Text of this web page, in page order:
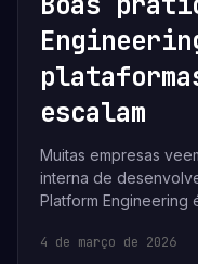
escalam
Muitas empresas
interna de
Platform Engineering
4 de março de 2026